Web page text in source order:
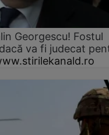
Georgescu! Fostul
va fi judecat